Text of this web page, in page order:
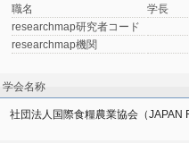
職名
学長
researchmap研究者コード
researchmap機関
学会名称
社団法人国際食糧農業協会（JAPAN